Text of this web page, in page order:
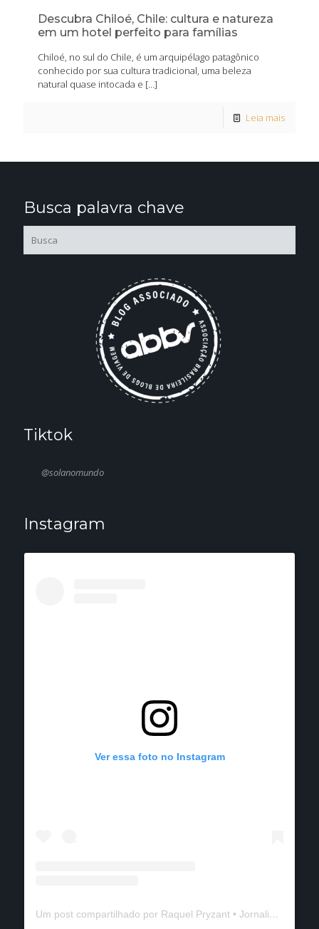
Descubra Chiloé, Chile: cultura e natureza
em um hotel perfeito para famílias
Chiloé, no sul do Chile, é um arquipélago patagônico
conhecido por sua cultura tradicional, uma beleza
natural quase intocada e […]
Leia mais
Busca palavra chave
Tiktok
@solanomundo
Instagram
Ver essa foto no Instagram
Um post compartilhado por Raquel Pryzant • Jornalismo de Viagem (@solanomundo)